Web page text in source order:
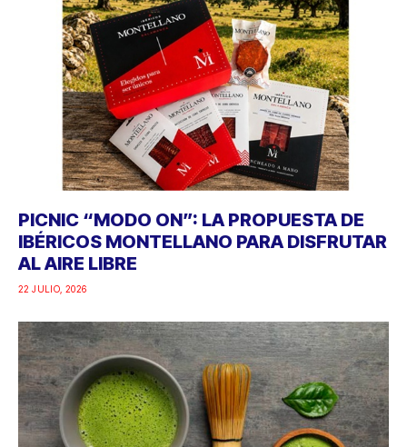
PICNIC “MODO ON”: LA PROPUESTA DE
IBÉRICOS MONTELLANO PARA DISFRUTAR
AL AIRE LIBRE
22 JULIO, 2026